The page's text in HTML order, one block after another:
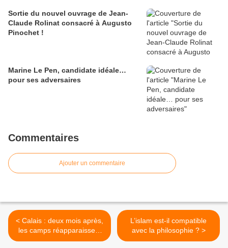
Sortie du nouvel ouvrage de Jean-
Claude Rolinat consacré à Augusto
Pinochet !
Marine Le Pen, candidate idéale…
pour ses adversaires
Commentaires
Ajouter un commentaire
< Calais : deux mois après,
les camps réapparaissent
et les migrants reviennent
L’islam est-il compatible
avec la philosophie ? >